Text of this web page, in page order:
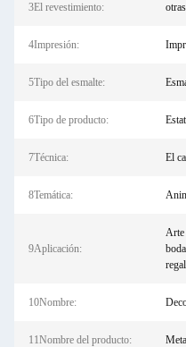
3El revestimiento: otras
4Impresión:
5Tipo del esmalte:
6Tipo de producto:
7Técnica: El
8Temática:
9Aplicación:
Arte
10Nombre:
11Nombre del producto: